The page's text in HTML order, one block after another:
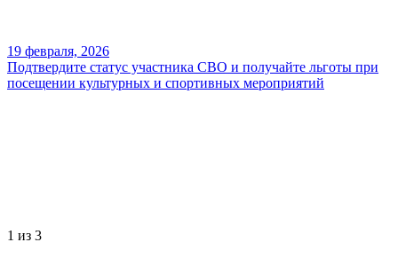
19 февраля, 2026
Подтвердите статус участника СВО и получайте льготы при
посещении культурных и спортивных мероприятий
1 из 3